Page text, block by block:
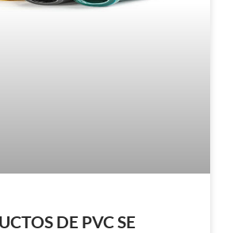
DE PVC SE